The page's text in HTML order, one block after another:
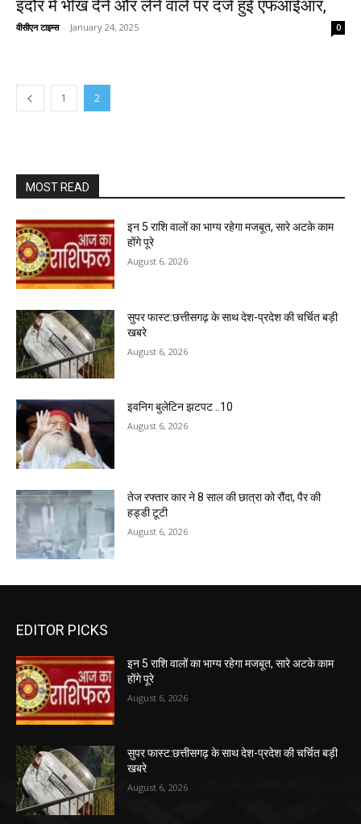
इंदौर में भीख देने और लेने वाले पर दर्ज हुई एफआईआर,
वीसीएन टाइम्स - January 24, 2025 0
1 2
MOST READ
इन 5 राशि वालों का भाग्य रहेगा मजबूत, सारे अटके काम
होंगे पूरे
August 6, 2026
सुपर फास्ट:छत्तीसगढ़ के साथ देश-प्रदेश की चर्चित बड़ी
खबरे
August 6, 2026
इवनिग बुलेटिन झटपट ..10
August 6, 2026
तेज रफ्तार कार ने 8 साल की छात्रा को रौंदा, पैर की
हड्डी टूटी
August 6, 2026
EDITOR PICKS
इन 5 राशि वालों का भाग्य रहेगा मजबूत, सारे अटके काम
होंगे पूरे
August 6, 2026
सुपर फास्ट:छत्तीसगढ़ के साथ देश-प्रदेश की चर्चित बड़ी
खबरे
August 6, 2026